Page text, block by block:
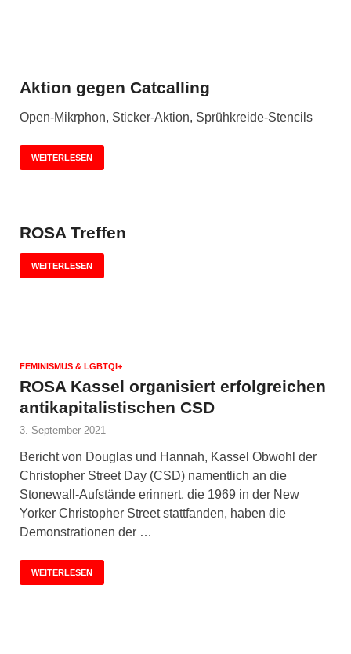
Aktion gegen Catcalling
Open-Mikrphon, Sticker-Aktion, Sprühkreide-Stencils
WEITERLESEN
ROSA Treffen
WEITERLESEN
FEMINISMUS & LGBTQI+
ROSA Kassel organisiert erfolgreichen
antikapitalistischen CSD
3. September 2021
Bericht von Douglas und Hannah, Kassel Obwohl der
Christopher Street Day (CSD) namentlich an die
Stonewall-Aufstände erinnert, die 1969 in der New
Yorker Christopher Street stattfanden, haben die
Demonstrationen der …
WEITERLESEN